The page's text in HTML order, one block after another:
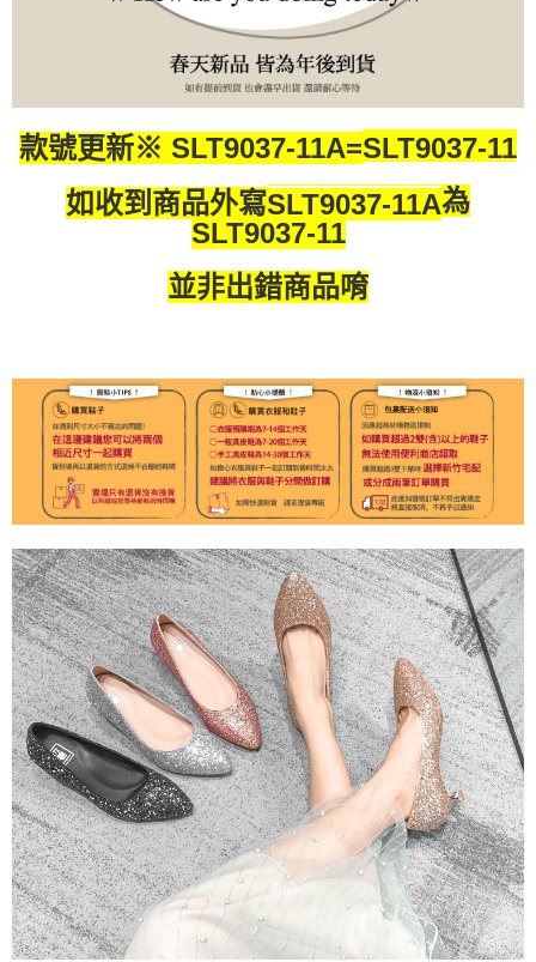
款號更新※ SLT9037-11A=SLT9037-11
如收到商品外寫SLT9037-11A為
SLT9037-11
並非出錯商品唷